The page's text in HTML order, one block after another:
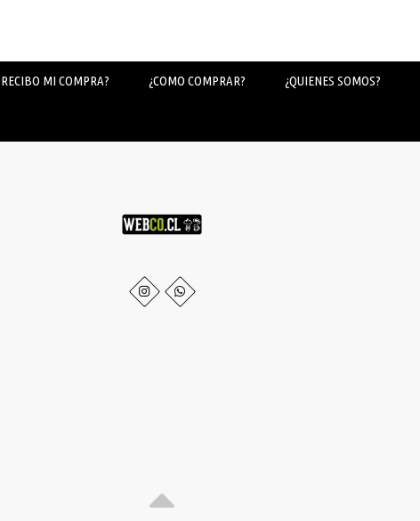
MI COMPRA? ¿COMO COMPRAR? ¿QUIENES SOMOS?